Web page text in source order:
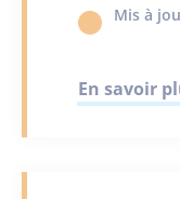
Mis à
En savoir